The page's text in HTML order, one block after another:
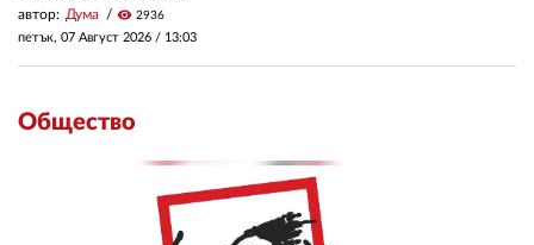
автор: Дума visibility 2936
петък, 07 Август 2026 / 13:03
Общество